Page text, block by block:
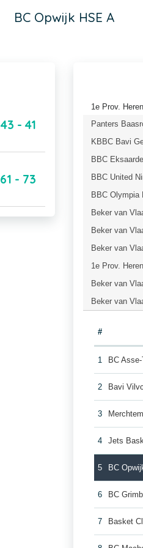
BC Opwijk HSE A
43 - 41
61 - 73
1e Prov.
Panters
KBBC Bavi
BBC
BBC United
BBC Olympia
Beker van
Beker van
Beker van
1e Prov.
Beker van
Beker van
#
1 BC
2 Bavi
3
4 Jets
5 BC
6 BC
7 Basket